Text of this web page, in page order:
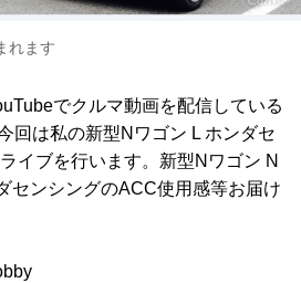
れます
でクルマ動画を配信している
回は私の新型Nワゴン L ホンダセ
イブを行います。新型Nワゴン N
センシングのACC使用感等お届け